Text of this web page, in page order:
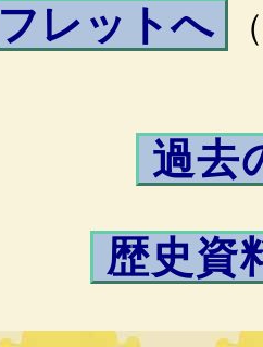
フレットへ
過去
歴史資